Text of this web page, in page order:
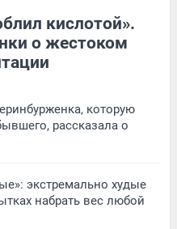
кислотой».
о жестоком
которую
рассказала о
экстремально худые
набрать вес любой